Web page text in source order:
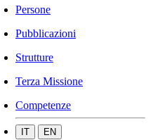
Persone
Pubblicazioni
Strutture
Terza Missione
Competenze
IT EN